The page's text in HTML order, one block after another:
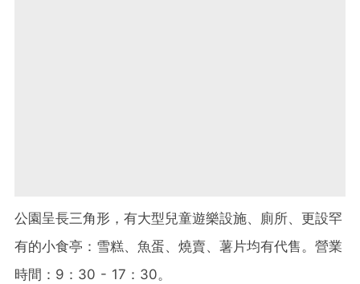
公園呈長三角形，有大型兒童遊樂設施、廁所、更設罕
有的小食亭：雪糕、魚蛋、燒賣、薯片均有代售。營業
時間：9：30 - 17：30。